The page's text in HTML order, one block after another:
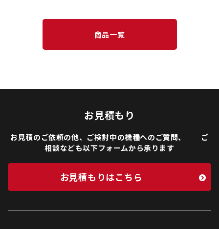
商品一覧
お見積もり
お見積のご依頼の他、ご検討中の機種へのご質問、 ご
相談なども以下フォームから承ります
お見積もりはこちら